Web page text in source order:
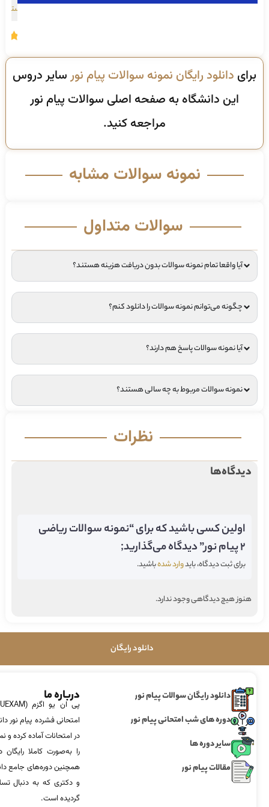
هستید!
4.15از
برای دانلود رایگان نمونه سوالات پیام نورسایر دروس
این دانشگاه به صفحه اصلی سوالات پیام نور
مراجعه کنید.
نمونه سوالات مشابه
سوالات متداول
آیا واقعا تمام نمونه سوالات بدون دریافت هزینه هستند؟
چگونه می‌توانم نمونه سوالات را دانلود کنم؟
آیا نمونه سوالات پاسخ هم دارند؟
نمونه سوالات مربوط به چه سالی هستند؟
نظرات
دیدگاه‌ها
اولین کسی باشید که برای “نمونه سوالات ریاضی
2 پیام نور” دیدگاه می‌گذارید;
برای ثبت دیدگاه، بایدوارد شدهباشید.
هنوز هیچ دیدگاهی وجود ندارد.
دانلود رایگان
دانلود رایگان سوالات پیام نور
دوره های شب امتحانی پیام نور
سایر دوره ها
مقالات پیام نور
درباره ما
امتحانی فشرده پیام نور
در امتحانات آماده‌ کرده
را به‌صورت کاملا
همچنین دوره‌های جامع
و دکتری که به دنبال
گردیده است.